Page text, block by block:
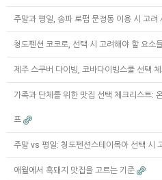
주말과 평일, 송파 로펌 문정동 이용 시 고려
청도펜션 코코로, 선택 시 고려해야 할 요소
제주 스쿠버 다이빙, 코바다이빙스쿨 선택
가족과 단체를 위한 맛집 선택 체크리스트:
프
주말 vs 평일: 청도펜션스테이목아 선택 시
애월에서 흑돼지 맛집을 고르는 기준